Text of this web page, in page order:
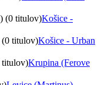
(0 titulov)Košice -
(0 titulov)Košice - Urban
titulov)Krupina (Ferove